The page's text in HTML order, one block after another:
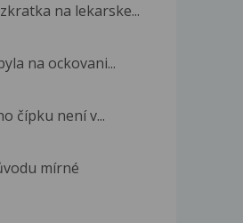
na lekarske...
na ockovani...
čípku není v...
mírné